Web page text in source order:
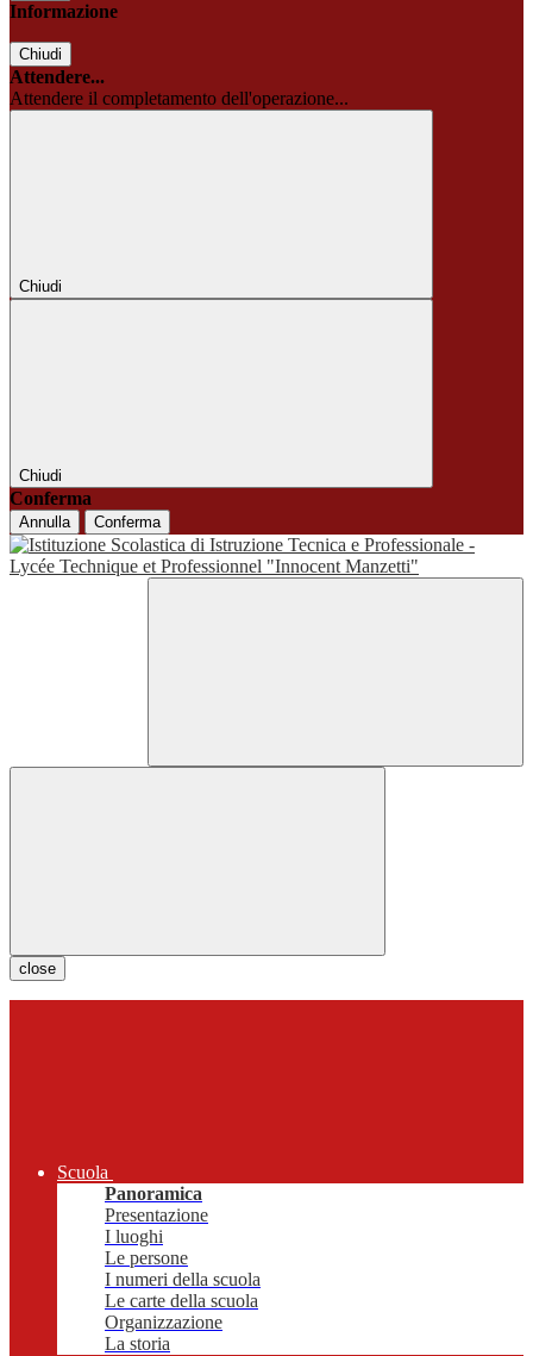
Informazione
Chiudi
Attendere...
Attendere il completamento dell'operazione...
Chiudi
Chiudi
Conferma
Annulla Conferma
close
Scuola
Panoramica
Presentazione
I luoghi
Le persone
I numeri della scuola
Le carte della scuola
Organizzazione
La storia